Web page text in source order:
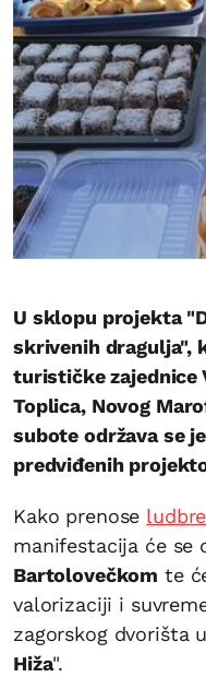
U sklopu projekta
skrivenih dragulja",
turističke zajednice
Toplica, Novog
subote održava se
predviđenih
Kako prenose
manifestacija će se
Bartolovečkom te
valorizaciji i
zagorskog dvorišta
Hiža".